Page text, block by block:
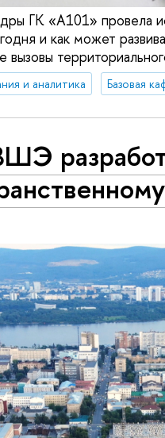
ГК «А101» провела
и как может
и аналитика Базовая